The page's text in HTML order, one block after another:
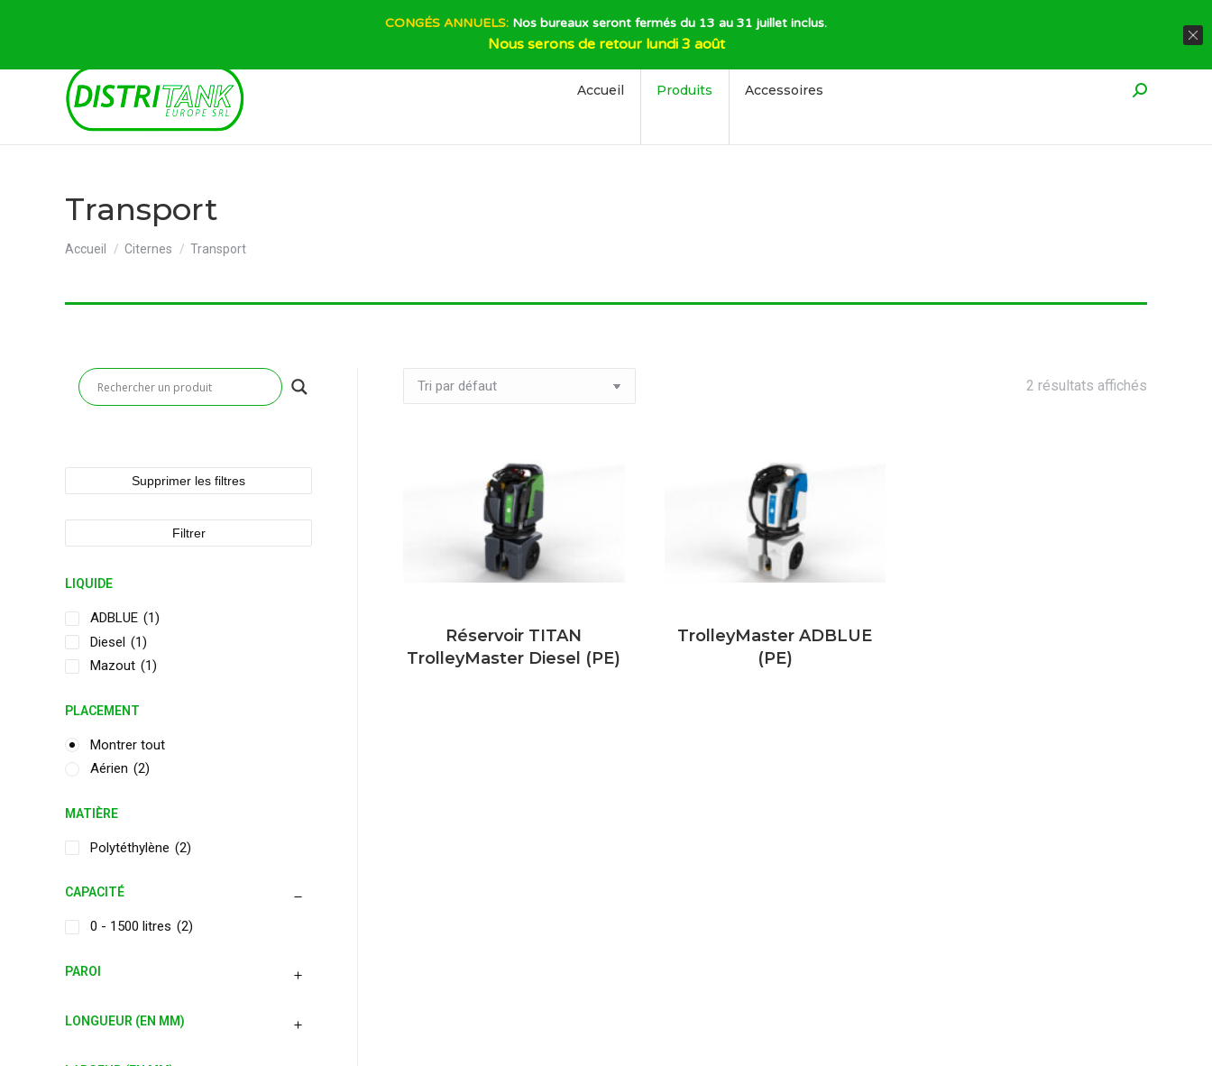
Accueil Produits Accessoires Recherche
Transport
Vous êtes ici :
Accueil Citernes Transport
2 résultats affichés
Réservoir TITAN
TrolleyMaster Diesel (PE)
TrolleyMaster ADBLUE
(PE)
Supprimer les filtres
Filtrer
LIQUIDE
ADBLUE (1)
Diesel (1)
Mazout (1)
PLACEMENT
Montrer tout
Aérien (2)
MATIÈRE
Polytéthylène (2)
CAPACITÉ
0 - 1500 litres (2)
PAROI
LONGUEUR (EN MM)
CONGÉS ANNUELS: Nos bureaux seront fermés du 13 au 31 juillet inclus.
Nous serons de retour lundi 3 août